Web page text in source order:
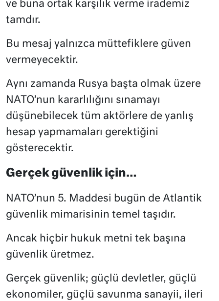
ve buna ortak karşılık verme irademiz
tamdır.
Bu mesaj yalnızca müttefiklere güven
vermeyecektir.
Aynı zamanda Rusya başta olmak üzere
NATO’nun kararlılığını sınamayı
düşünebilecek tüm aktörlere de yanlış
hesap yapmamaları gerektiğini
gösterecektir.
Gerçek güvenlik için…
NATO’nun 5. Maddesi bugün de Atlantik
güvenlik mimarisinin temel taşıdır.
Ancak hiçbir hukuk metni tek başına
güvenlik üretmez.
Gerçek güvenlik; güçlü devletler, güçlü
ekonomiler, güçlü savunma sanayii, ileri